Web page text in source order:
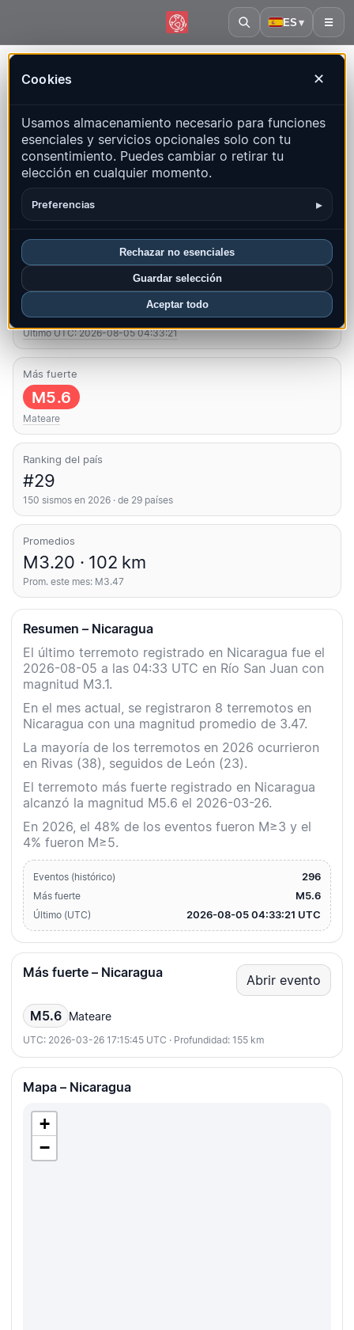
ES ▾ ☰
Cookies ✕
Usamos almacenamiento necesario para funciones
esenciales y servicios opcionales solo con tu
consentimiento. Puedes cambiar o retirar tu
elección en cualquier momento.
Preferencias ▸
Rechazar no esenciales
Guardar selección
Aceptar todo
QuakeMap24
Mapa en vivo, estadísticas y eventos recientes
Abrir mapa histórico Últimos en este país
Resumen Mapa Recientes Gráficos Regiones principales
FAQ
Sismos este mes
8
Último UTC: 2026-08-05 04:33:21
Más fuerte
M5.6
Mateare
Ranking del país
#29
150 sismos en 2026 · de 29 países
Promedios
M3.20 · 102 km
Prom. este mes: M3.47
Resumen – Nicaragua
El último terremoto registrado en Nicaragua fue el
2026-08-05 a las 04:33 UTC en Río San Juan con
magnitud M3.1.
En el mes actual, se registraron 8 terremotos en
Nicaragua con una magnitud promedio de 3.47.
La mayoría de los terremotos en 2026 ocurrieron
en Rivas (38), seguidos de León (23).
El terremoto más fuerte registrado en Nicaragua
alcanzó la magnitud M5.6 el 2026-03-26.
En 2026, el 48% de los eventos fueron M≥3 y el
4% fueron M≥5.
Eventos (histórico) 296
Más fuerte M5.6
Último (UTC) 2026-08-05 04:33:21 UTC
Más fuerte – Nicaragua Abrir evento
M5.6 Mateare
UTC: 2026-03-26 17:15:45 UTC · Profundidad: 155 km
Mapa – Nicaragua
+
−